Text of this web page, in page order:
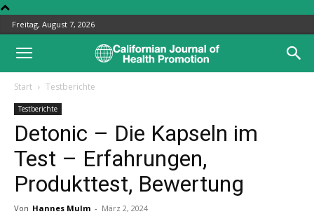
Freitag, August 7, 2026
Start Testberichte
Testberichte
Detonic – Die Kapseln im
Test – Erfahrungen,
Produkttest, Bewertung
Von Hannes Mulm - März 2, 2024